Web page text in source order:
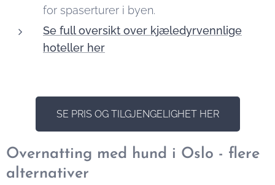
for spaserturer i byen.
Se full oversikt over kjæledyrvennlige
hoteller her
SE PRIS OG TILGJENGELIGHET HER
Overnatting med hund i Oslo - flere
alternativer